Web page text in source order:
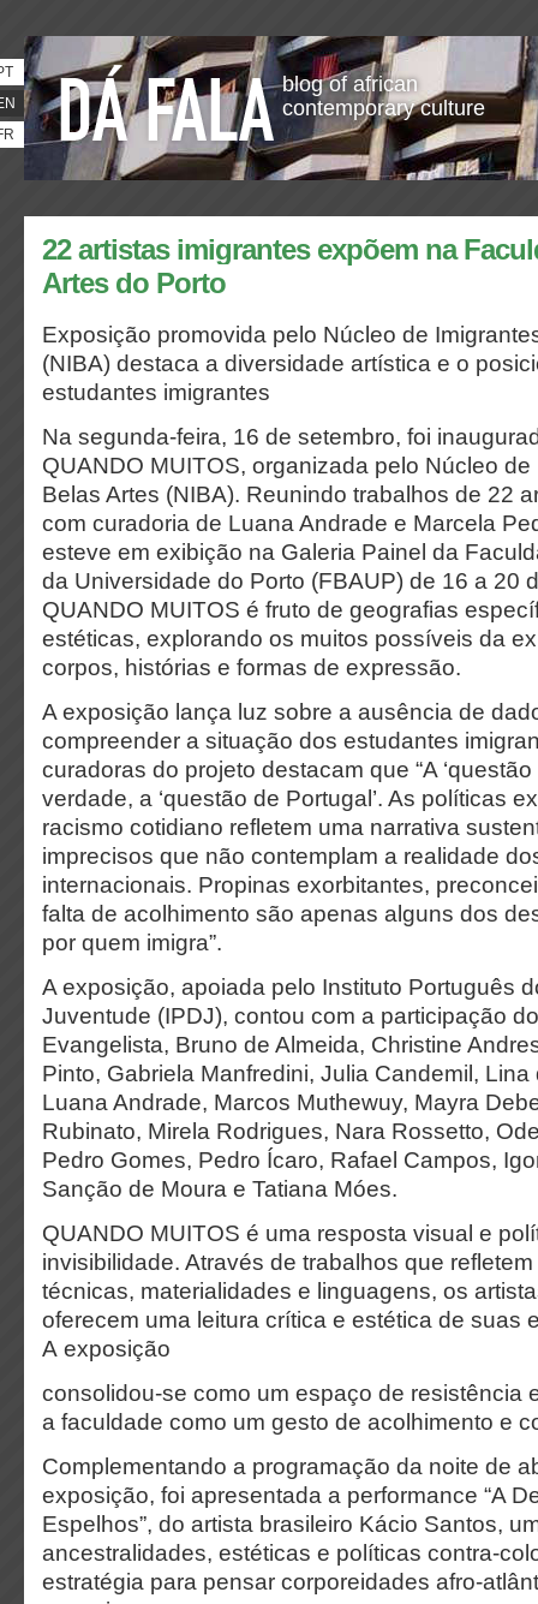
blog of african
contemporary culture
22 artistas imigrantes expõem na
Artes do Porto
Exposição promovida pelo Núcleo de
(NIBA) destaca a diversidade artística e o
estudantes imigrantes
Na segunda-feira, 16 de setembro, foi
QUANDO MUITOS, organizada pelo Núcleo
Belas Artes (NIBA). Reunindo trabalhos de 22
com curadoria de Luana Andrade e Marcela
esteve em exibição na Galeria Painel da
da Universidade do Porto (FBAUP) de 16 a 20
QUANDO MUITOS é fruto de geografias
estéticas, explorando os muitos possíveis da
corpos, histórias e formas de expressão.
A exposição lança luz sobre a ausência de
compreender a situação dos estudantes
curadoras do projeto destacam que “A ‘questão
verdade, a ‘questão de Portugal’. As políticas
racismo cotidiano refletem uma narrativa
imprecisos que não contemplam a realidade
internacionais. Propinas exorbitantes,
falta de acolhimento são apenas alguns dos
por quem imigra”.
A exposição, apoiada pelo Instituto Português
Juventude (IPDJ), contou com a participação
Evangelista, Bruno de Almeida, Christine
Pinto, Gabriela Manfredini, Julia Candemil,
Luana Andrade, Marcos Muthewuy, Mayra
Rubinato, Mirela Rodrigues, Nara Rossetto,
Pedro Gomes, Pedro Ícaro, Rafael Campos,
Sanção de Moura e Tatiana Móes.
QUANDO MUITOS é uma resposta visual e
invisibilidade. Através de trabalhos que
técnicas, materialidades e linguagens, os
oferecem uma leitura crítica e estética de suas
A exposição
consolidou-se como um espaço de resistência
a faculdade como um gesto de acolhimento e
Complementando a programação da noite de
exposição, foi apresentada a performance “A
Espelhos”, do artista brasileiro Kácio Santos,
ancestralidades, estéticas e políticas contra-
estratégia para pensar corporeidades afro-